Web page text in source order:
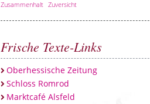
Zusammenhalt Zuversicht
Frische Texte-Links
Oberhessische Zeitung
Schloss Romrod
Marktcafé Alsfeld